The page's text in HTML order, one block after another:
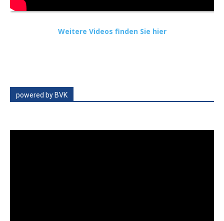
Weitere Videos finden Sie hier
powered by BVK